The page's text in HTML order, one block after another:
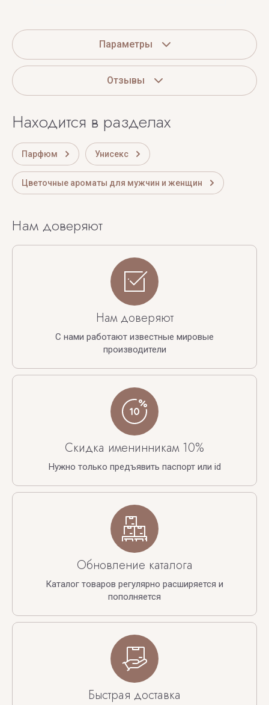
Параметры
Отзывы
Находится в разделах
Парфюм Унисекс
Цветочные ароматы для мужчин и женщин
Нам доверяют
Нам доверяют
С нами работают известные мировые
производители
Скидка именинникам 10%
Нужно только предъявить паспорт или id
Обновление каталога
Каталог товаров регулярно расширяется и
пополняется
Быстрая доставка